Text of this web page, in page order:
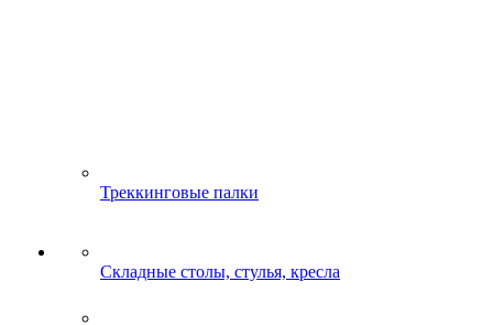
Треккинговые палки
Складные столы, стулья, кресла